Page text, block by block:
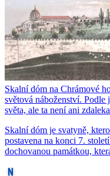
Skalní dóm na Chrámové
světová náboženství. Podle
světa, ale ta není ani
Skalní dóm je svatyně,
postavena na konci 7.
dochovanou památkou,